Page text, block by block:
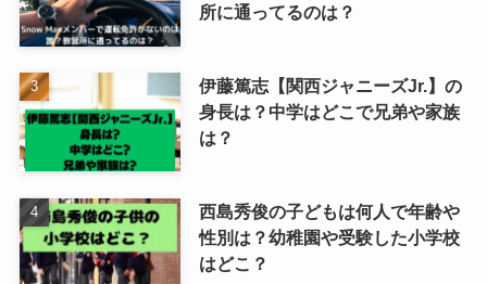
所に通ってるのは？
伊藤篤志【関西ジャニーズJr.】の
身長は？中学はどこで兄弟や家族
は？
西島秀俊の子どもは何人で年齢や
性別は？幼稚園や受験した小学校
はどこ？